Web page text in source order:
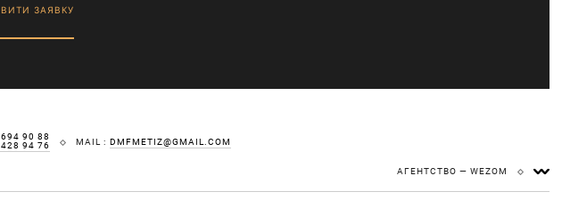
ЗАЯВКУ
90 88
94 76
MAIL : DMFMETIZ@GMAIL.COM
АГЕНТСТВО — WEZOM